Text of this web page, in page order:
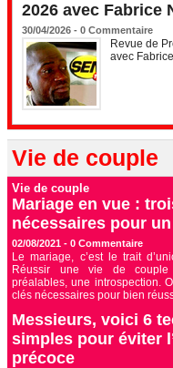
2026 avec Fabrice
30/04/2026 - 0 Commentaire
Revue de
avec
Vie de couple
Vie de couple
Mariage en vue :
nécessaires pour
02/08/2021 - 0 Commentaire
Le mariage, c’est le trait
Réussir une vie de
préalables, une introspection.
clés nécessaires pour bien
Messieurs, voici 6
simples pour éviter
précoce